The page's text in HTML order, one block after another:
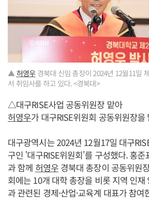
▲허영우 경북대 신임 총장이 2024년 12월11일
서 취임사를 하고 있다. <경북대>
△대구RISE사업 공동위원장 맡아
허영우가 대구RISE위원회 공동위원장을
대구광역시는 2024년 12월17일 대구
구인 '대구RISE위원회'를 구성했다. 홍
과 함께 허영우경북대 총장이 공동위원
회에는 10개 대학 총장을 비롯 지역 인재
과 관련된 경제·산업·교육계 대표가 참여